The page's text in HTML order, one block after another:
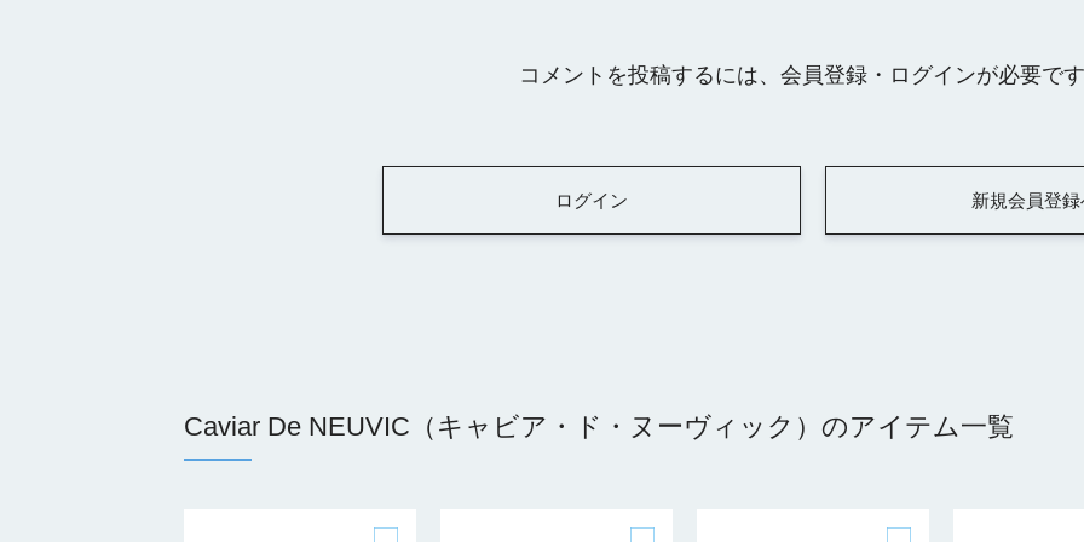
コメントを投稿するには、会員登録・ログインが必要で
ログイン 新規会員登録
Caviar De NEUVIC（キャビア・ド・ヌーヴィック）のアイテム一覧